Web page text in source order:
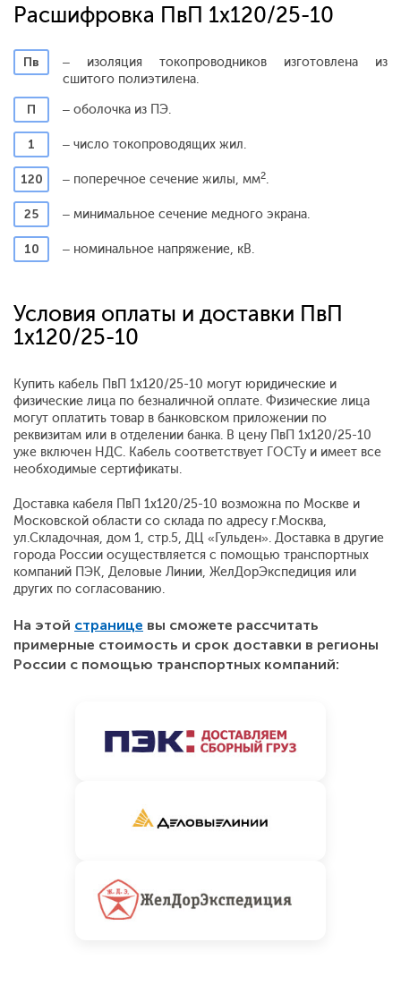
Расшифровка ПвП 1x120/25-10
Пв
– изоляция токопроводников изготовлена из
сшитого полиэтилена.
П
– оболочка из ПЭ.
1 – число токопроводящих жил.
120 – поперечное сечение жилы, мм2.
25 – минимальное сечение медного экрана.
10 – номинальное напряжение, кВ.
Условия оплаты и доставки ПвП
1x120/25-10
Купить кабель ПвП 1x120/25-10 могут юридические и
физические лица по безналичной оплате. Физические лица
могут оплатить товар в банковском приложении по
реквизитам или в отделении банка. В цену ПвП 1x120/25-10
уже включен НДС. Кабель соответствует ГОСТу и имеет все
необходимые сертификаты.
Доставка кабеля ПвП 1x120/25-10 возможна по Москве и
Московской области со склада по адресу г.Москва,
ул.Складочная, дом 1, стр.5, ДЦ «Гульден». Доставка в другие
города России осуществляется с помощью транспортных
компаний ПЭК, Деловые Линии, ЖелДорЭкспедиция или
других по согласованию.
На этой странице вы сможете рассчитать
примерные стоимость и срок доставки в регионы
России с помощью транспортных компаний: